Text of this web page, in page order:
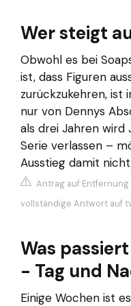
Wer steigt
Obwohl es bei
ist, dass Figuren
zurückzukehren, ist
nur von Dennys
als drei Jahren wird
Serie verlassen –
Ausstieg damit
Antrag auf
vollständige Antwort auf
Was
- Tag und
Einige Wochen ist